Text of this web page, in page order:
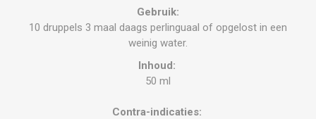
Gebruik:
10 druppels 3 maal daags perlinguaal of opgelost in een
weinig water.
Inhoud:
50 ml
Contra-indicaties: